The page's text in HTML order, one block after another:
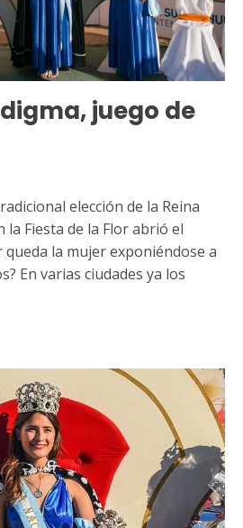
juego de
elección de la Reina
Fiesta de la Flor abrió el
queda la mujer exponiéndose a
En varias ciudades ya los